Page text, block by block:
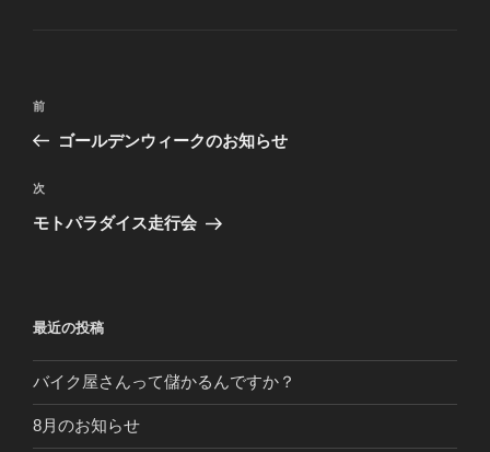
投
ビ
ゲ
ン
前
の
稿
前
ゴールデンウィークのお知らせ
次
の
次
モトパラダイス走行会
最近の投稿
バイク屋さんって儲かるんですか？
8月のお知らせ